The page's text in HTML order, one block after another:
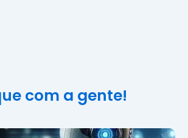
com a gente!